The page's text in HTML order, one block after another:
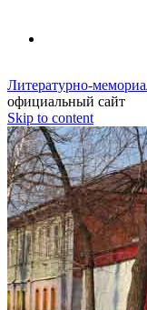
Литературно-
официальный сайт
Skip to content